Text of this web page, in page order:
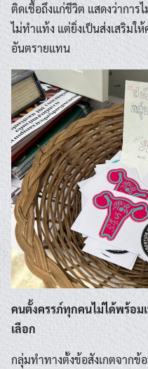
ติดเชื้อถึงแก่ชีวิต แสดงว่าการ
ไม่ทำแท้ง แต่ยิ่งเป็นส่งเสริม
อันตรายแทน
คนตั้งครรภ์ทุกคนไม่ได้พร้อม
เลือก
กลุ่มทำทางตั้งข้อสังเกตจากข้